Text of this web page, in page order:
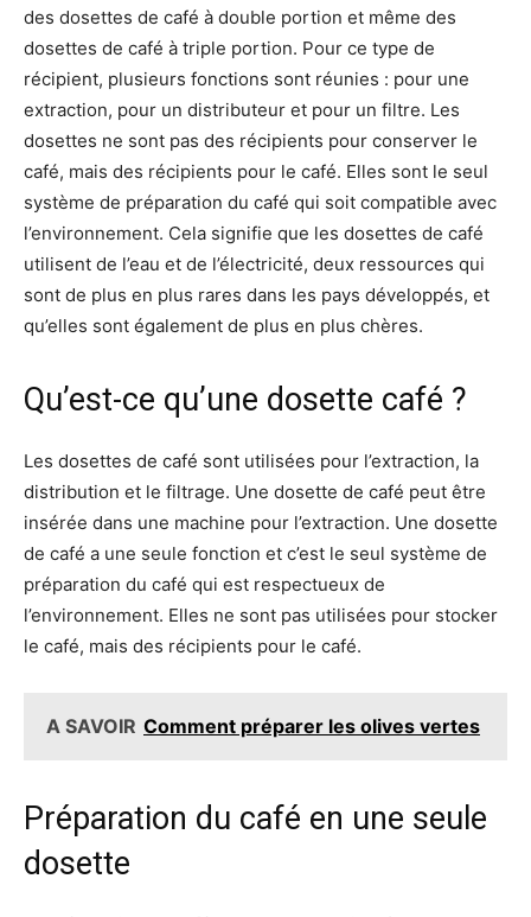
des dosettes de café à double portion et même des
dosettes de café à triple portion. Pour ce type de
récipient, plusieurs fonctions sont réunies : pour une
extraction, pour un distributeur et pour un filtre. Les
dosettes ne sont pas des récipients pour conserver le
café, mais des récipients pour le café. Elles sont le seul
système de préparation du café qui soit compatible avec
l’environnement. Cela signifie que les dosettes de café
utilisent de l’eau et de l’électricité, deux ressources qui
sont de plus en plus rares dans les pays développés, et
qu’elles sont également de plus en plus chères.
Qu’est-ce qu’une dosette café ?
Les dosettes de café sont utilisées pour l’extraction, la
distribution et le filtrage. Une dosette de café peut être
insérée dans une machine pour l’extraction. Une dosette
de café a une seule fonction et c’est le seul système de
préparation du café qui est respectueux de
l’environnement. Elles ne sont pas utilisées pour stocker
le café, mais des récipients pour le café.
A SAVOIR Comment préparer les olives vertes
Préparation du café en une seule
dosette